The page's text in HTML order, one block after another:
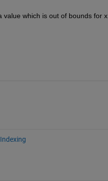
which is out of bounds for x.